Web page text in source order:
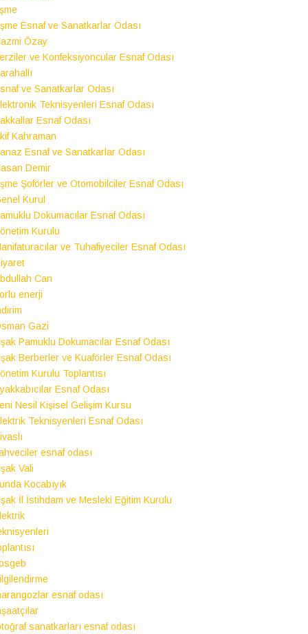
Esnaf ve Sanatkarlar Odası
Özay
ve Konfeksiyoncular Esnaf Odası
ve Sanatkarlar Odası
Teknisyenleri Esnaf Odası
Esnaf Odası
Kahraman
Esnaf ve Sanatkarlar Odası
Demir
Şoförler ve Otomobilciler Esnaf Odası
Kurul
Dokumacılar Esnaf Odası
Kurulu
ve Tuhafiyeciler Esnaf Odası
Can
enerji
Gazi
Pamuklu Dokumacılar Esnaf Odası
Berberler ve Kuaförler Esnaf Odası
Kurulu Toplantısı
Esnaf Odası
Nesil Kişisel Gelişim Kursu
Teknisyenleri Esnaf Odası
esnaf odası
Vali
Kocabıyık
İl İstihdam ve Mesleki Eğitim Kurulu
esnaf odası
sanatkarları esnaf odası